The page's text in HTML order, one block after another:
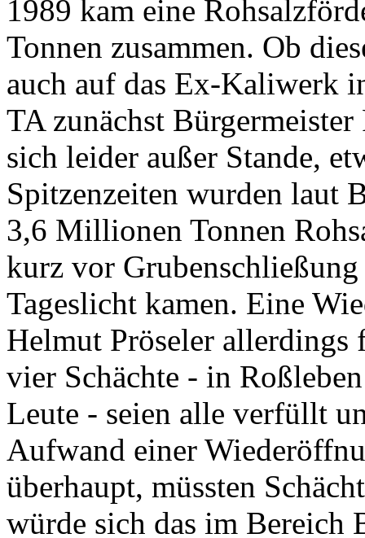
1989 kam eine
Tonnen zusammen. Ob
auch auf das Ex-Kaliwerk
TA zunächst
sich leider außer Stande,
Spitzenzeiten wurden laut
3,6 Millionen Tonnen
kurz vor
Tageslicht kamen. Eine
Helmut Pröseler
vier Schächte - in
Leute - seien alle verfüllt
Aufwand einer
überhaupt, müssten
würde sich das im Bereich